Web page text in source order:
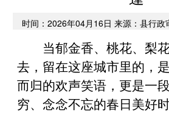
时间：2026年04月16日 来源：县行政
当郁金香、桃花、梨
去，留在这座城市里的，
而归的欢声笑语，更是一
穷、念念不忘的春日美好时